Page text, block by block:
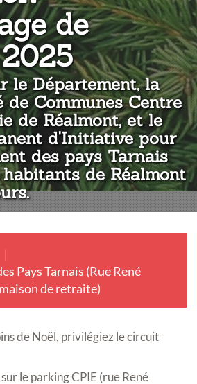
de
:
le Département, la
de Communes Centre
de Réalmont, et le
d'Initiative pour
des pays Tarnais
de Réalmont
Pays Tarnais (Rue René
de retraite)
de Noël, privilégiez le circuit
le parking CPIE (rue René